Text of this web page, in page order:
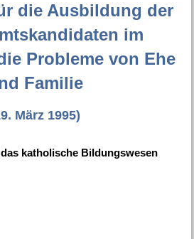
die Ausbildung der
im
Probleme von Ehe
Familie
März 1995)
katholische Bildungswesen